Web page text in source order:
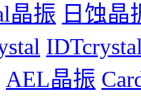
晶振 日蚀晶
AEL晶振